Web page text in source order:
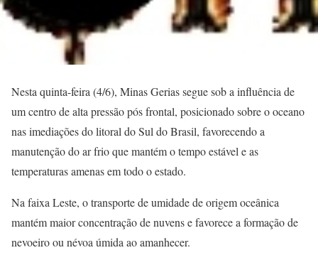
Nesta quinta-feira (4/6), Minas Gerias segue sob a influência de
um centro de alta pressão pós frontal, posicionado sobre o oceano
nas imediações do litoral do Sul do Brasil, favorecendo a
manutenção do ar frio que mantém o tempo estável e as
temperaturas amenas em todo o estado.
Na faixa Leste, o transporte de umidade de origem oceânica
mantém maior concentração de nuvens e favorece a formação de
nevoeiro ou névoa úmida ao amanhecer.